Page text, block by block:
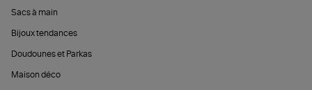
Sacs à main
Bijoux tendances
Doudounes et Parkas
Maison déco